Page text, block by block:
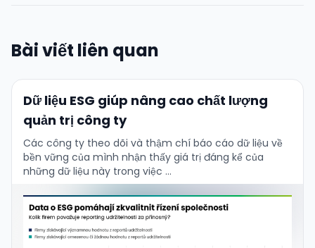
Bài viết liên quan
Dữ liệu ESG giúp nâng cao chất lượng
quản trị công ty
Các công ty theo dõi và thậm chí báo cáo dữ liệu về
bền vững của mình nhận thấy giá trị đáng kể của
những dữ liệu này trong việc …